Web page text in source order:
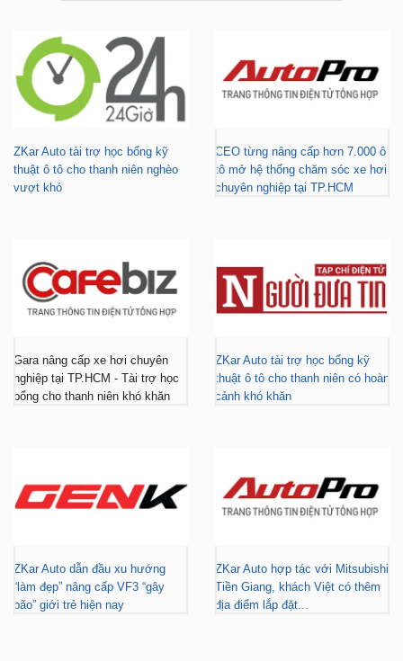
ZKar Auto tài trợ học bổng kỹ
thuật ô tô cho thanh niên nghèo
vượt khó
CEO từng nâng cấp hơn 7.000 ô
tô mở hệ thống chăm sóc xe hơi
chuyên nghiệp tại TP.HCM
Gara nâng cấp xe hơi chuyên
nghiệp tại TP.HCM - Tài trợ học
bổng cho thanh niên khó khăn
ZKar Auto tài trợ học bổng kỹ
thuật ô tô cho thanh niên có hoàn
cảnh khó khăn
ZKar Auto dẫn đầu xu hướng
“làm đẹp” nâng cấp VF3 “gây
bão” giới trẻ hiện nay
ZKar Auto hợp tác với Mitsubishi
Tiền Giang, khách Việt có thêm
địa điểm lắp đặt...